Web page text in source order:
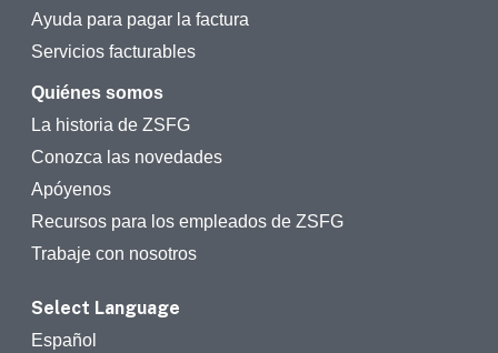
Ayuda para pagar la factura
Servicios facturables
Quiénes somos
La historia de ZSFG
Conozca las novedades
Apóyenos
Recursos para los empleados de ZSFG
Trabaje con nosotros
Select Language
Español